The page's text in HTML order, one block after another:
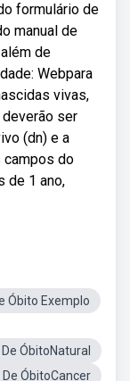
formulário de
manual de
de
Webpara
vivas,
ser
(dn) e a
campos do
de 1 ano,
Óbito Exemplo
ÓbitoNatural
ÓbitoCancer